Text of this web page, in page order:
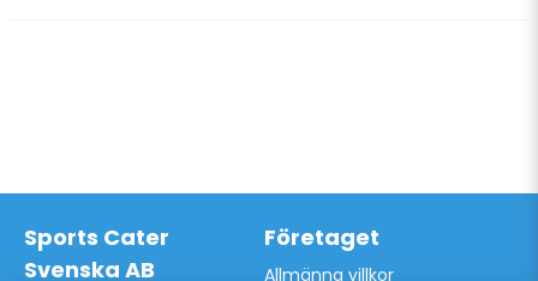
Sports Cater
Svenska AB
Företaget
Allmänna villkor